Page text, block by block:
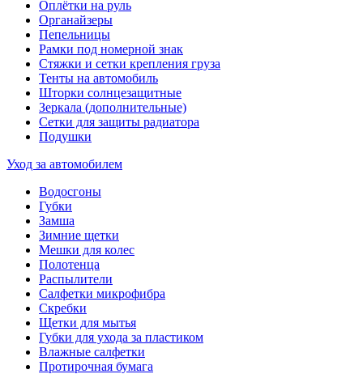
Оплётки на руль
Органайзеры
Пепельницы
Рамки под номерной знак
Стяжки и сетки крепления груза
Тенты на автомобиль
Шторки солнцезащитные
Зеркала (дополнительные)
Сетки для защиты радиатора
Подушки
Уход за автомобилем
Водосгоны
Губки
Замша
Зимние щетки
Мешки для колес
Полотенца
Распылители
Салфетки микрофибра
Скребки
Щетки для мытья
Губки для ухода за пластиком
Влажные салфетки
Протирочная бумага